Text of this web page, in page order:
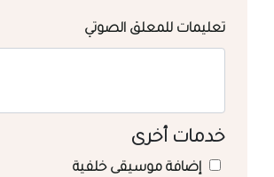
تعليمات للمعلق الصوتي
خدمات أخرى
إضافة موسيقى خلفية